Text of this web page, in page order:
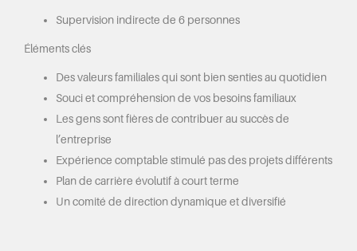
Supervision indirecte de 6 personnes
Éléments clés
Des valeurs familiales qui sont bien senties au quotidien
Souci et compréhension de vos besoins familiaux
Les gens sont fières de contribuer au succès de
l’entreprise
Expérience comptable stimulé pas des projets différents
Plan de carrière évolutif à court terme
Un comité de direction dynamique et diversifié